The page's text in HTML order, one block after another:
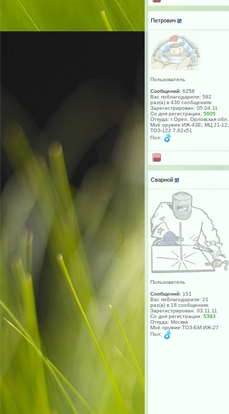
Петрович
Пользователь
Сообщений: 6258
Вас поблагодарили: 592
раз(а) в 430 сообщениях
Зарегистрирован: 05.04.11
Со дня регистрации: 5605
Откуда: г.Орел, Орловская
Моё оружие:ИЖ-43Е; МЦ 21-12;
ТОЗ-122 7,62х51
Пол:
Сварной
Пользователь
Сообщений: 151
Вас поблагодарили: 21
раз(а) в 18 сообщениях
Зарегистрирован: 03.11.11
Со дня регистрации: 5393
Откуда: Москва
Моё оружие:ТОЗ-БМ ИЖ-27
Пол: